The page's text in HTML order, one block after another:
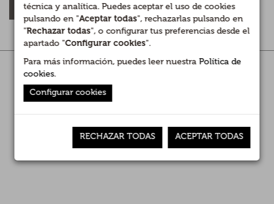
Contacto
VOLVER
Legal | Privacidad | Cookies
técnica y analítica. Puedes aceptar el uso de cookies
pulsando en "Aceptar todas", rechazarlas pulsando en
"Rechazar todas", o configurar tus preferencias desde el
apartado "Configurar cookies".
Para más información, puedes leer nuestraPolítica de
cookies.
Configurar cookies
RECHAZAR TODAS ACEPTAR TODAS